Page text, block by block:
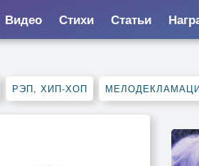
Видео Стихи Статьи
РЭП, ХИП-ХОП